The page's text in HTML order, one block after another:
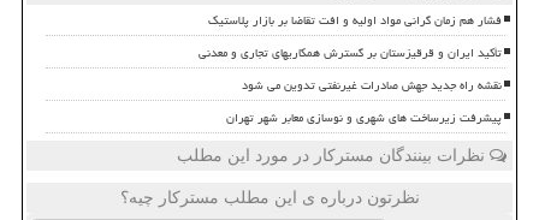
فشار هم زمان گرانی مواد اولیه و افت تقاضا بر بازار پلاستیک
تأکید ایران و قرقیزستان بر گسترش همکاریهای تجاری و معدنی
نقشه راه جدید جهش صادرات غیرنفتی تدوین می شود
پیشرفت زیرساخت های شهری و نوسازی معابر شهر تهران
نظرات بینندگان مسترکار در مورد این مطلب
نظرتون درباره ی این مطلب مسترکار چیه؟